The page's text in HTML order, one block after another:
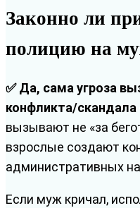
Законно ли
полицию на
✅ Да, сама угроза
конфликта/скандала
вызывают не «за
взрослые создают
административных
Если муж кричал,